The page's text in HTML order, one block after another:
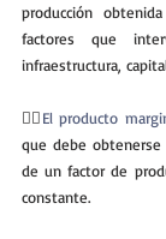
producción
factores que
infraestructura,
🕵️‍♂️El producto
que debe
de un factor de
constante.